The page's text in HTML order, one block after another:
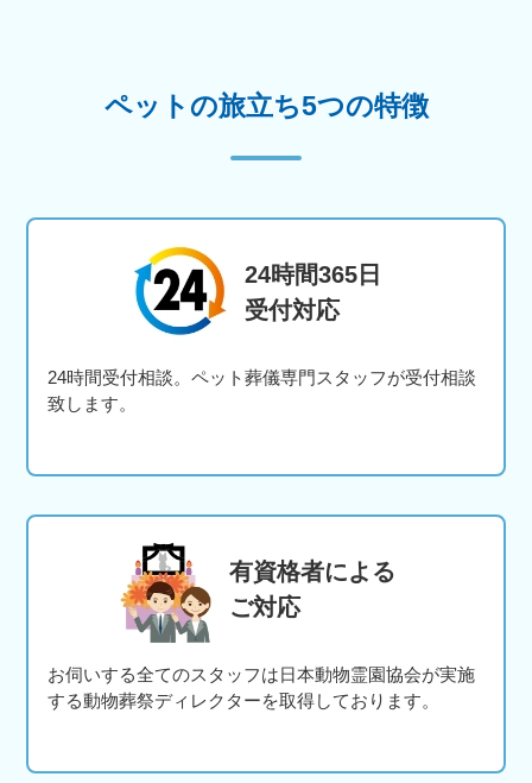
ペットの旅立ち5つの特徴
24時間365日
受付対応
24時間受付相談。ペット葬儀専門スタッフが受付相談
致します。
有資格者による
ご対応
お伺いする全てのスタッフは日本動物霊園協会が実施
する動物葬祭ディレクターを取得しております。